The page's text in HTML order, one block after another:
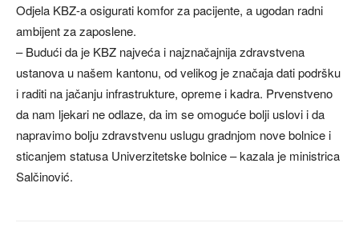
Odjela KBZ-a osigurati komfor za pacijente, a ugodan radni
ambijent za zaposlene.
– Budući da je KBZ najveća i najznačajnija zdravstvena
ustanova u našem kantonu, od velikog je značaja dati podršku
i raditi na jačanju infrastrukture, opreme i kadra. Prvenstveno
da nam ljekari ne odlaze, da im se omoguće bolji uslovi i da
napravimo bolju zdravstvenu uslugu gradnjom nove bolnice i
sticanjem statusa Univerzitetske bolnice – kazala je ministrica
Salčinović.